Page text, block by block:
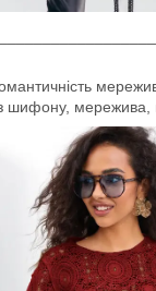
шифону, мережива,